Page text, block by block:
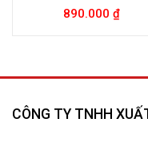
890.000 ₫
CÔNG TY TNHH